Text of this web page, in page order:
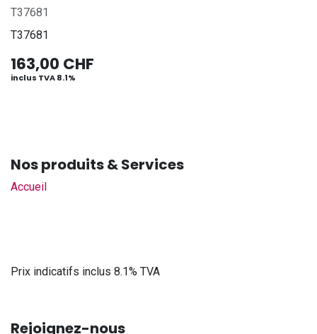
T37681
T37681
163,00 CHF
inclus TVA 8.1%
Nos produits & Services
Accueil
Prix indicatifs inclus 8.1% TVA
Rejoignez-nous